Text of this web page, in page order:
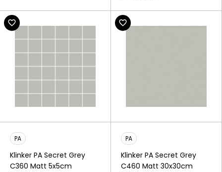
PA
Klinker PA Secret Grey
C360 Matt 5x5cm
PA
Klinker PA Secret Grey
C460 Matt 30x30cm